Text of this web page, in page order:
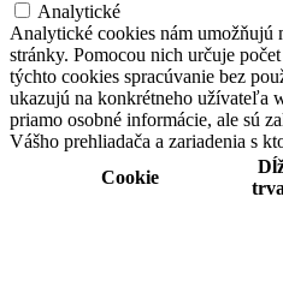
Analytické
Analytické cookies nám umožňujú
stránky. Pomocou nich určuje
týchto cookies spracúvanie bez
ukazujú na konkrétneho užívateľa
priamo osobné informácie, ale sú
Vášho prehliadača a zariadenia s
Cookie